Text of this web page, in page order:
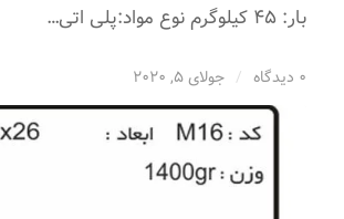
بار: 45 کیلوگرم نوع مواد:پلی اتی…
0 دیدگاه / جولای 5, 2020